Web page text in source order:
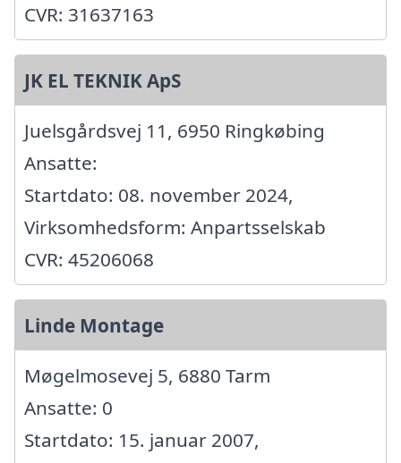
CVR: 31637163
JK EL TEKNIK ApS
Juelsgårdsvej 11, 6950 Ringkøbing
Ansatte:
Startdato: 08. november 2024,
Virksomhedsform: Anpartsselskab
CVR: 45206068
Linde Montage
Møgelmosevej 5, 6880 Tarm
Ansatte: 0
Startdato: 15. januar 2007,